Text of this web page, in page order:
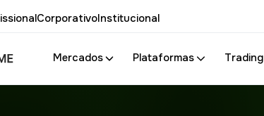
CorporativoInstitucional
Mercados Plataformas Trading